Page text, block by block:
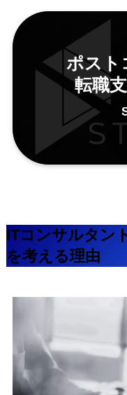
ポスト
転職
ITコンサルタン
を考える理由